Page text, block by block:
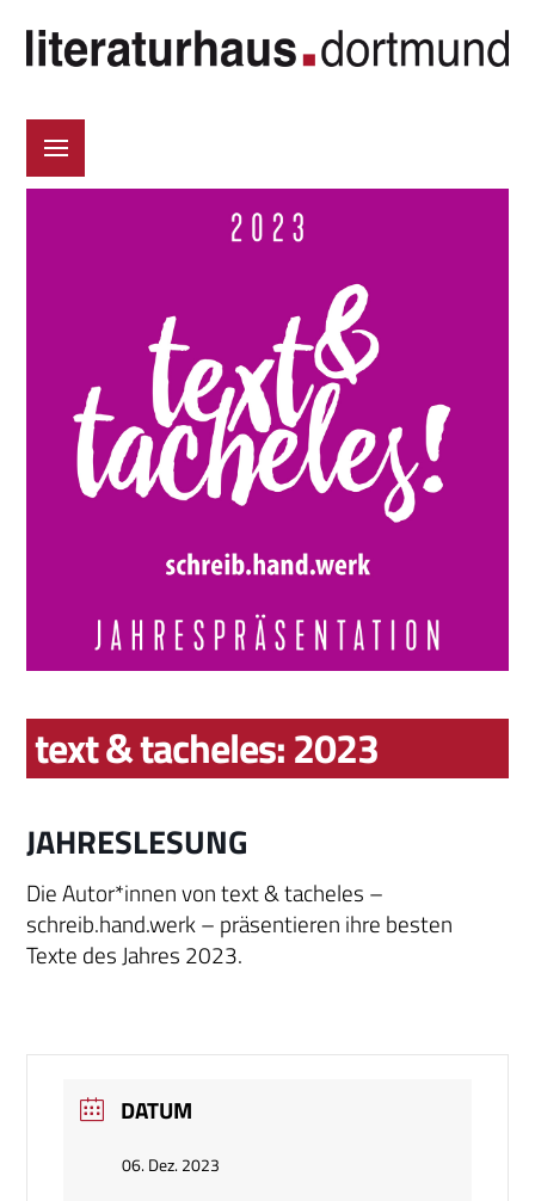
text & tacheles: 2023
JAHRESLESUNG
Die Autor*innen von text & tacheles –
schreib.hand.werk – präsentieren ihre besten
Texte des Jahres 2023.
DATUM
06. Dez. 2023